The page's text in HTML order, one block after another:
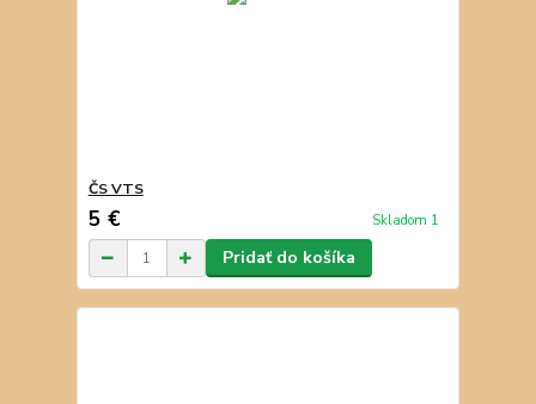
ČS VTS
5 € Skladom 1
Pridať do košíka